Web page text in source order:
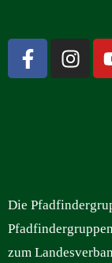
Die
zum